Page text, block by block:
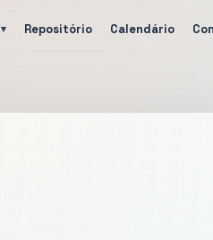
Repositório Calendário